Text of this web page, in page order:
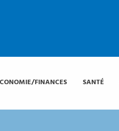
FINANCES SANTÉ